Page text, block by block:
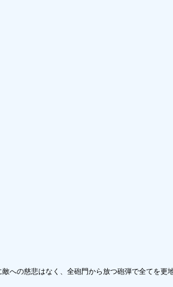
への慈悲はなく、全砲門から放つ砲弾で全てを更地